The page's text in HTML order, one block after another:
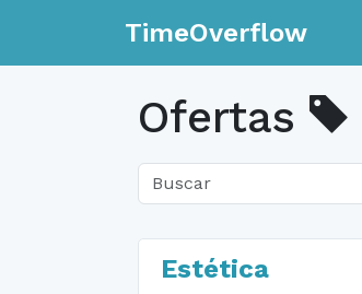
TimeOverflow
Ofertas
Estética